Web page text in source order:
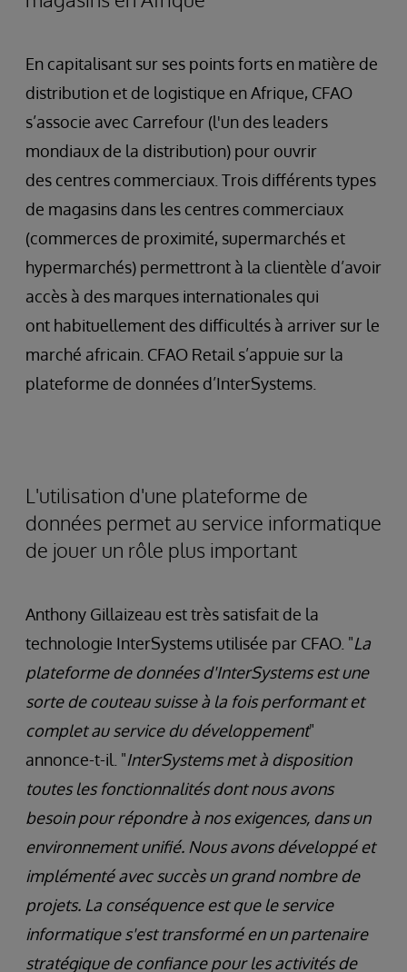
En capitalisant sur ses points forts en matière de
distribution et de logistique en Afrique, CFAO
s’associe avec Carrefour (l'un des leaders
mondiaux de la distribution) pour ouvrir
des centres commerciaux. Trois différents types
de magasins dans les centres commerciaux
(commerces de proximité, supermarchés et
hypermarchés) permettront à la clientèle d’avoir
accès à des marques internationales qui
ont habituellement des difficultés à arriver sur le
marché africain. CFAO Retail s’appuie sur la
plateforme de données d’InterSystems.
L'utilisation d'une plateforme de
données permet au service informatique
de jouer un rôle plus important
Anthony Gillaizeau est très satisfait de la
technologie InterSystems utilisée par CFAO. "La
plateforme de données d'InterSystems est une
sorte de couteau suisse à la fois performant et
complet au service du développement"
annonce-t-il. "InterSystems met à disposition
toutes les fonctionnalités dont nous avons
besoin pour répondre à nos exigences, dans un
environnement unifié. Nous avons développé et
implémenté avec succès un grand nombre de
projets. La conséquence est que le service
informatique s'est transformé en un partenaire
stratégique de confiance pour les activités de